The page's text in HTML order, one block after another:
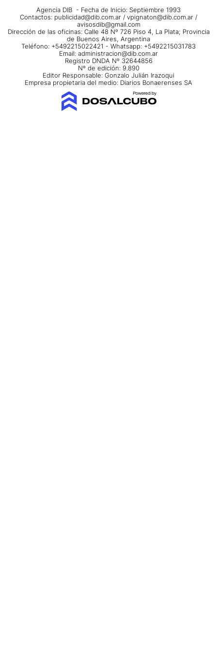
Agencia DIB - Fecha de Inicio: Septiembre 1993
Contactos: publicidad@dib.com.ar / vpignaton@dib.com.ar /
avisosdib@gmail.com
Dirección de las oficinas: Calle 48 Nº 726 Piso 4, La Plata; Provincia
de Buenos Aires, Argentina
Teléfono: +5492215022421 - Whatsapp: +5492215031783
Email: administracion@dib.com.ar
Registro DNDA Nº 32644856
Nº de edición: 9.890
Editor Responsable: Gonzalo Julián Irazoqui
Empresa propietaria del medio: Diarios Bonaerenses SA